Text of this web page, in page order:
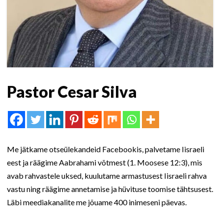
Pastor Cesar Silva
Me jätkame otseülekandeid Facebookis, palvetame Iisraeli
eest ja räägime Aabrahami võtmest (1. Moosese 12:3), mis
avab rahvastele uksed, kuulutame armastusest Iisraeli rahva
vastu ning räägime annetamise ja hüvituse toomise tähtsusest.
Läbi meediakanalite me jõuame 400 inimeseni päevas.